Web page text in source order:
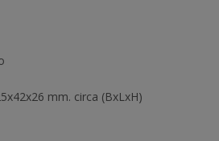
mm. circa (BxLxH)